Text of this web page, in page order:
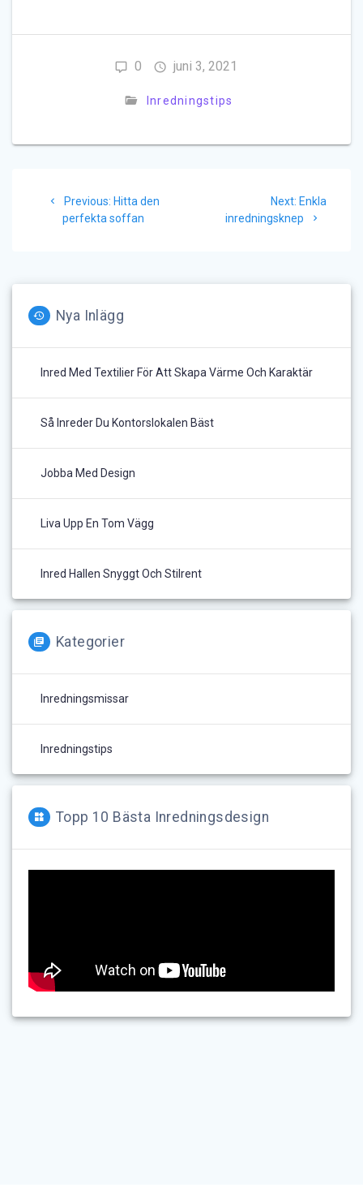
0 juni 3, 2021
Inredningstips
Previous: Previous
post:
Hitta den
perfekta soffan
Next: Next
post:
Enkla
inredningsknep
Nya Inlägg
Inred Med Textilier För Att Skapa Värme Och Karaktär
Så Inreder Du Kontorslokalen Bäst
Jobba Med Design
Liva Upp En Tom Vägg
Inred Hallen Snyggt Och Stilrent
Kategorier
Inredningsmissar
Inredningstips
Topp 10 Bästa Inredningsdesign